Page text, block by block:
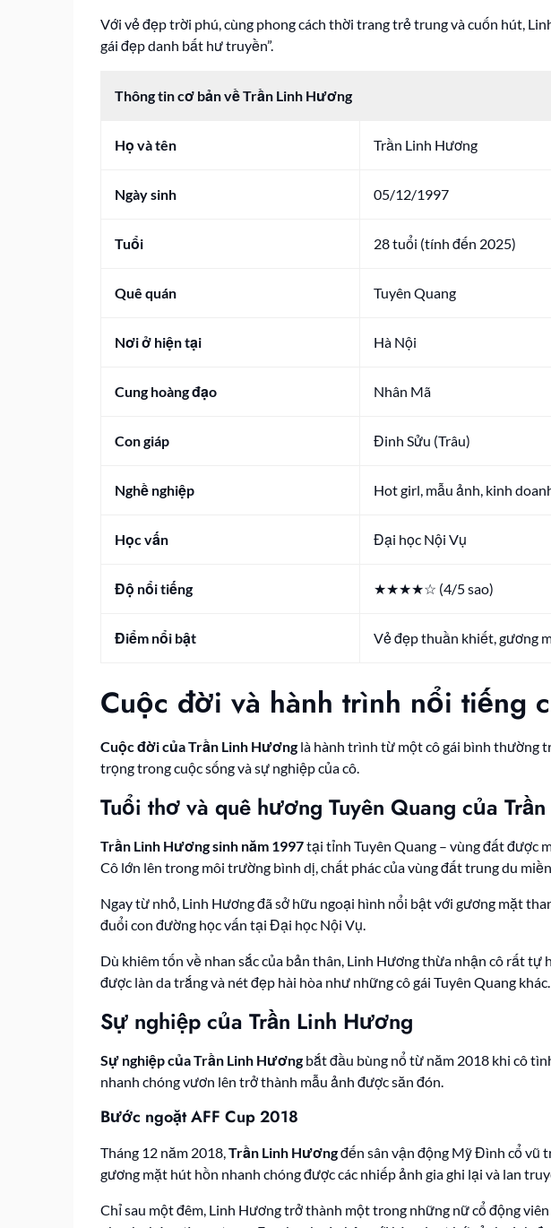
Với vẻ đẹp trời phú, cùng phong cách thời trang trẻ trung và cuốn hút,
gái đẹp danh bất hư truyền”.
Thông tin cơ bản về Trần Linh Hương
Họ và tên Trần Linh Hương
Ngày sinh 05/12/1997
Tuổi 28 tuổi (tính đến 2025)
Quê quán Tuyên Quang
Nơi ở hiện tại Hà Nội
Cung hoàng đạo Nhân Mã
Con giáp Đinh Sửu (Trâu)
Nghề nghiệp Hot girl, mẫu ảnh, kinh
Học vấn Đại học Nội Vụ
Độ nổi tiếng ★★★★☆ (4/5 sao)
Điểm nổi bật Vẻ đẹp thuần khiết, gương
Cuộc đời và hành trình nổi tiếng
Cuộc đời của Trần Linh Hương là hành trình từ một cô gái bình thường
trọng trong cuộc sống và sự nghiệp của cô.
Tuổi thơ và quê hương Tuyên Quang của
Trần Linh Hương sinh năm 1997tại tỉnh Tuyên Quang – vùng đất được
Cô lớn lên trong môi trường bình dị, chất phác của vùng đất trung du
Ngay từ nhỏ, Linh Hương đã sở hữu ngoại hình nổi bật với gương mặt
đuổi con đường học vấn tại Đại học Nội Vụ.
Dù khiêm tốn về nhan sắc của bản thân, Linh Hương thừa nhận cô rất
được làn da trắng và nét đẹp hài hòa như những cô gái Tuyên Quang khác.
Sự nghiệp của Trần Linh Hương
Sự nghiệp của Trần Linh Hương bắt đầu bùng nổ từ năm 2018 khi cô
nhanh chóng vươn lên trở thành mẫu ảnh được săn đón.
Bước ngoặt AFF Cup 2018
Tháng 12 năm 2018,Trần Linh Hươngđến sân vận động Mỹ Đình cổ vũ
gương mặt hút hồn nhanh chóng được các nhiếp ảnh gia ghi lại và lan
Chỉ sau một đêm, Linh Hương trở thành một trong những nữ cổ động